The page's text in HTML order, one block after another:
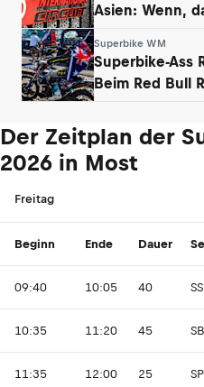
Asien: Wenn,
Superbike WM
Superbike-Ass
Beim Red Bull
Der Zeitplan der
2026 in Most
Freitag
Beginn Ende Dauer
09:40 10:05 40
10:35 11:20 45
11:35 12:00 25